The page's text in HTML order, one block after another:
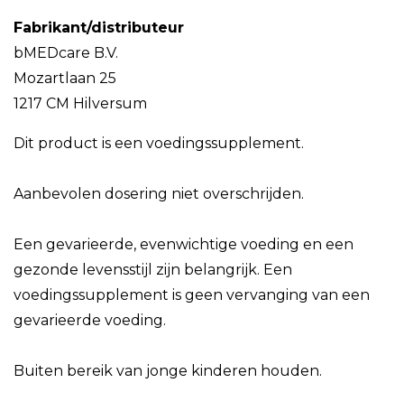
Fabrikant/distributeur
bMEDcare B.V.
Mozartlaan 25
1217 CM Hilversum
Dit product is een voedingssupplement.
Aanbevolen dosering niet overschrijden.
Een gevarieerde, evenwichtige voeding en een
gezonde levensstijl zijn belangrijk. Een
voedingssupplement is geen vervanging van een
gevarieerde voeding.
Buiten bereik van jonge kinderen houden.